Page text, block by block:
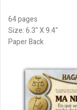
64 pages
Size: 6.3" X 9.4"
Paper Back